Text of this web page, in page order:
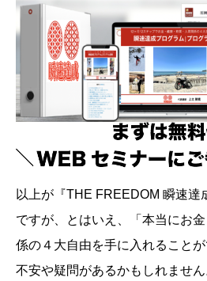
以上が『THE FREEDOM 瞬速達
ですが、とはいえ、「本当にお
係の４大自由を手に入れること
不安や疑問があるかもしれません